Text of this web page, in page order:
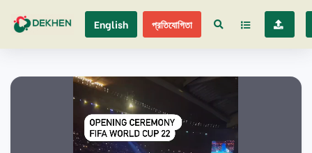
English প্রতিযোগিতা